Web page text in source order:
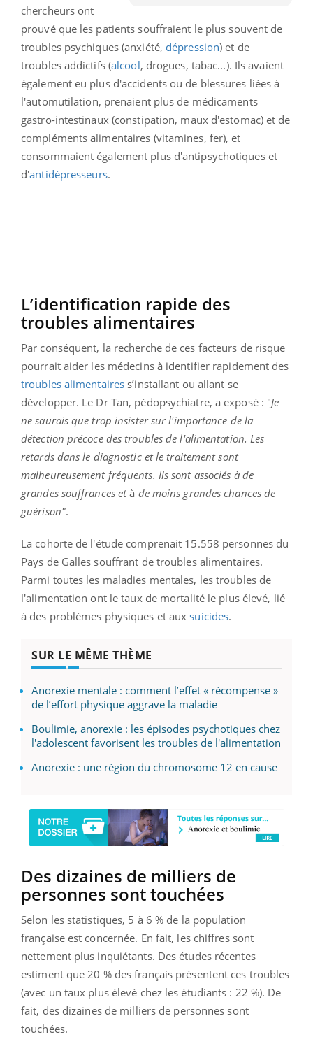
chercheurs ont
prouvé que les patients souffraient le plus souvent de
troubles psychiques (anxiété, dépression) et de
troubles addictifs (alcool, drogues, tabac...). Ils avaient
également eu plus d'accidents ou de blessures liées à
l'automutilation, prenaient plus de médicaments
gastro-intestinaux (constipation, maux d'estomac) et de
compléments alimentaires (vitamines, fer), et
consommaient également plus d'antipsychotiques et
d'antidépresseurs.
L’identification rapide des
troubles alimentaires
Par conséquent, la recherche de ces facteurs de risque
pourrait aider les médecins à identifier rapidement des
troubles alimentaires s’installant ou allant se
développer. Le Dr Tan, pédopsychiatre, a exposé : "Je
ne saurais que trop insister sur l'importance de la
détection précoce des troubles de l'alimentation. Les
retards dans le diagnostic et le traitement sont
malheureusement fréquents. Ils sont associés à de
grandes souffrances età de moins grandes chances de
guérison".
La cohorte de l'étude comprenait 15.558 personnes du
Pays de Galles souffrant de troubles alimentaires.
Parmi toutes les maladies mentales, les troubles de
l'alimentation ont le taux de mortalité le plus élevé, lié
à des problèmes physiques et aux suicides.
SUR LE MÊME THÈME
Anorexie mentale : comment l’effet « récompense »
de l’effort physique aggrave la maladie
Boulimie, anorexie : les épisodes psychotiques chez
l'adolescent favorisent les troubles de l'alimentation
Anorexie : une région du chromosome 12 en cause
Des dizaines de milliers de
personnes sont touchées
Selon les statistiques, 5 à 6 % de la population
française est concernée. En fait, les chiffres sont
nettement plus inquiétants. Des études récentes
estiment que 20 % des français présentent ces troubles
(avec un taux plus élevé chez les étudiants : 22 %). De
fait, des dizaines de milliers de personnes sont
touchées.